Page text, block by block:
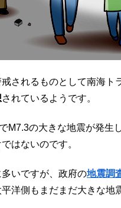
されるものとして南海ト
されているようです。
M7.3の大きな地震が発生
はないのです。
いですが、政府の地震調
洋側もまだまだ大きな地